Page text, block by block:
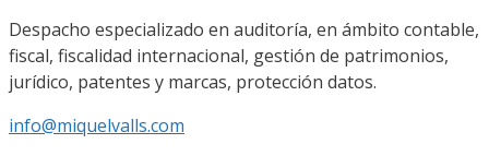
Despacho especializado en auditoría, en ámbito contable,
fiscal, fiscalidad internacional, gestión de patrimonios,
jurídico, patentes y marcas, protección datos.
info@miquelvalls.com